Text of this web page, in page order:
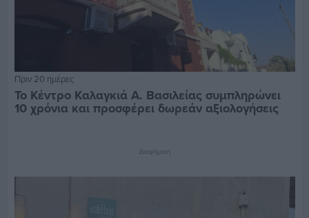
Πριν 20 ημέρες
Το Κέντρο Καλαγκιά Α. Βασιλείας συμπληρώνει
10 χρόνια και προσφέρει δωρεάν αξιολογήσεις
Διαφήμιση